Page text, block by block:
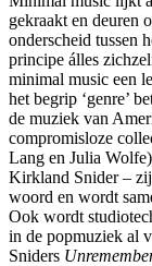
gekraakt en deuren
onderscheid tussen
principe álles
minimal music een
het begrip ‘genre’
de muziek van
compromisloze
Lang en Julia
Kirkland Snider –
woord en wordt
Ook wordt
in de popmuziek al
Sniders